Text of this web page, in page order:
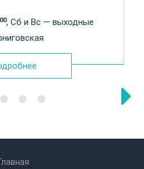
00, Сб и Вс — выходные